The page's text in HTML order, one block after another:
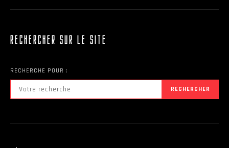
RECHERCHER SUR LE SITE
RECHERCHE POUR :
RECHERCHER